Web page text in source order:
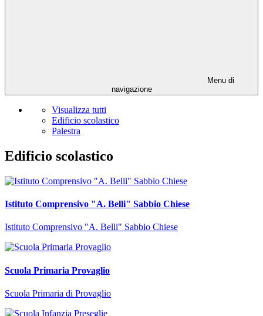
Menu di
navigazione
Visualizza tutti
Edificio scolastico
Palestra
Edificio scolastico
Istituto Comprensivo "A. Belli" Sabbio Chiese
Istituto Comprensivo "A. Belli" Sabbio Chiese
Scuola Primaria Provaglio
Scuola Primaria di Provaglio